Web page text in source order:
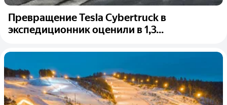
Превращение Tesla Cybertruck в
экспедиционник оценили в 1,3...